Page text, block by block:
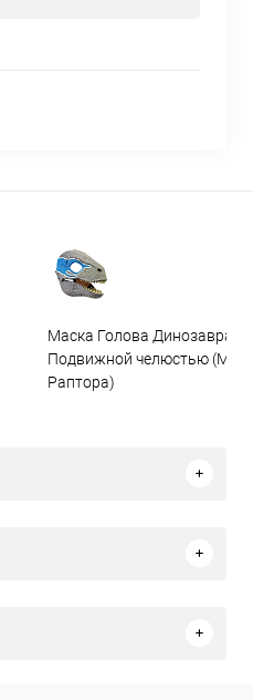
Маска Голова Динозавра с
Подвижной челюстью
Раптора)